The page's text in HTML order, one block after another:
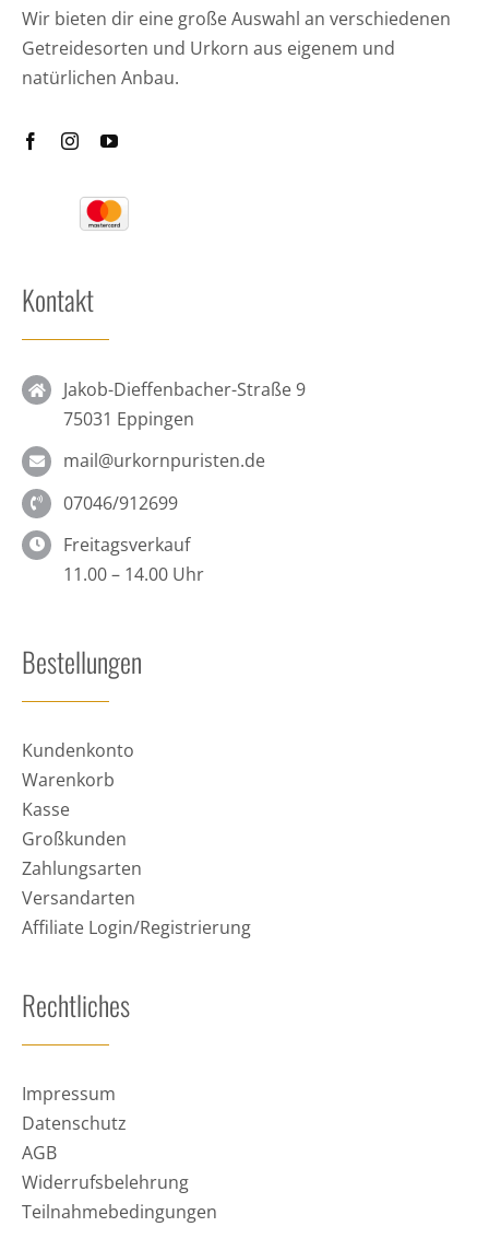
Wir bieten dir eine große Auswahl an verschiedenen
Getreidesorten und Urkorn aus eigenem und
natürlichen Anbau.
Kontakt
Jakob-Dieffenbacher-Straße 9
75031 Eppingen
mail@urkornpuristen.de
07046/912699
Freitagsverkauf
11.00 – 14.00 Uhr
Bestellungen
Kundenkonto
Warenkorb
Kasse
Großkunden
Zahlungsarten
Versandarten
Affiliate Login/Registrierung
Rechtliches
Impressum
Datenschutz
AGB
Widerrufsbelehrung
Teilnahmebedingungen